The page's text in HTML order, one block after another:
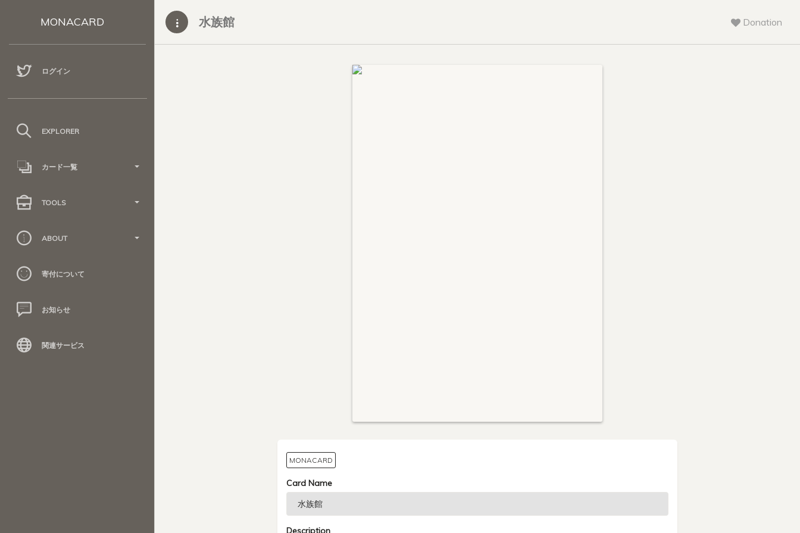
MONACARD
ログイン
EXPLORER
カード一覧
TOOLS
ABOUT
寄付について
お知らせ
関連サービス
水族館 Donation
MONACARD
Card Name
Description